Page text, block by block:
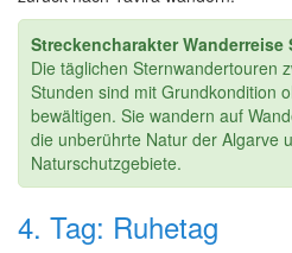
Streckencharakter
Die täglichen Sternwandertouren
Stunden sind mit Grundkondition
bewältigen. Sie wandern auf
die unberührte Natur der Algarve
Naturschutzgebiete.
4. Tag: Ruhetag